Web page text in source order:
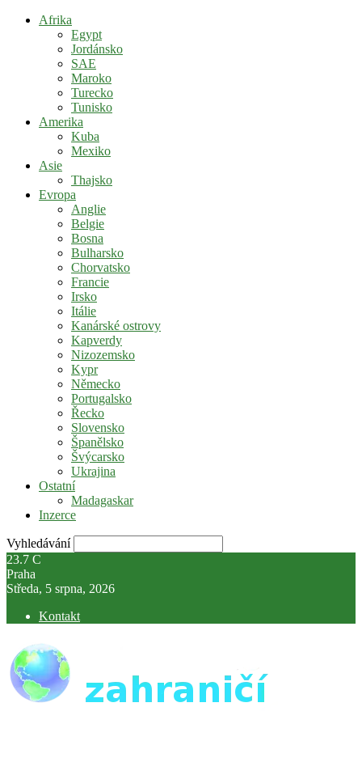
Afrika
Egypt
Jordánsko
SAE
Maroko
Turecko
Tunisko
Amerika
Kuba
Mexiko
Asie
Thajsko
Evropa
Anglie
Belgie
Bosna
Bulharsko
Chorvatsko
Francie
Irsko
Itálie
Kanárské ostrovy
Kapverdy
Nizozemsko
Kypr
Německo
Portugalsko
Řecko
Slovensko
Španělsko
Švýcarsko
Ukrajina
Ostatní
Madagaskar
Inzerce
Vyhledávání
23.7 C
Praha
Středa, 5 srpna, 2026
Kontakt